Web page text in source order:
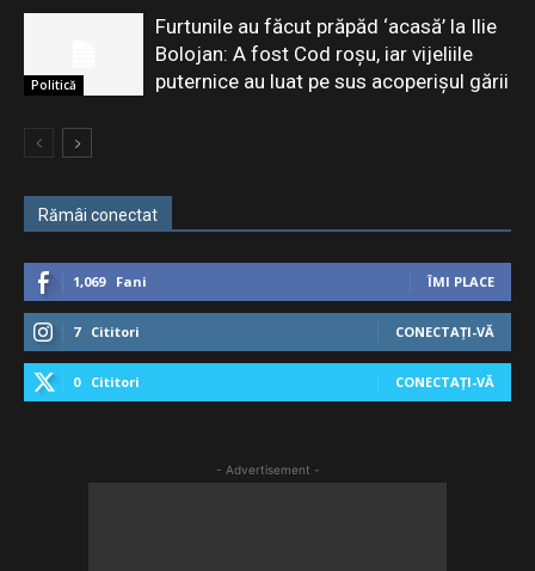
Politică
Furtunile au făcut prăpăd ‘acasă’ la Ilie
Bolojan: A fost Cod roșu, iar vijeliile
puternice au luat pe sus acoperișul gării
Rămâi conectat
1,069 Fani ÎMI PLACE
7 Cititori CONECTAȚI-VĂ
0 Cititori CONECTAȚI-VĂ
- Advertisement -